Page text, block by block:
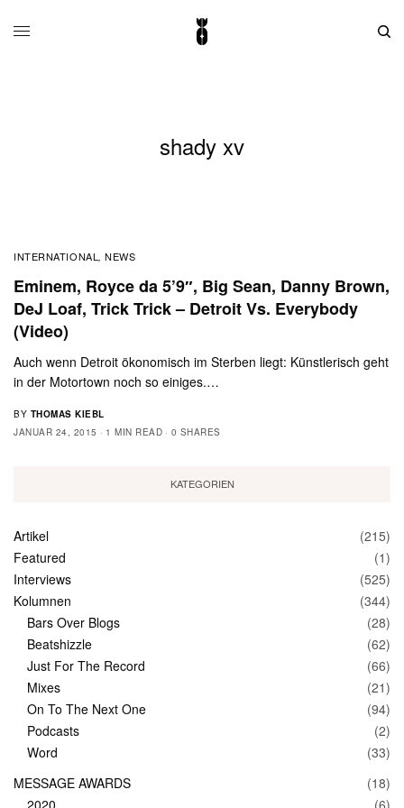
shady xv
INTERNATIONAL ,NEWS
Eminem, Royce da 5’9″, Big Sean, Danny Brown,
DeJ Loaf, Trick Trick – Detroit Vs. Everybody
(Video)
Auch wenn Detroit ökonomisch im Sterben liegt: Künstlerisch geht
in der Motortown noch so einiges.…
BY THOMAS KIEBL
JANUAR 24, 2015
1 MIN READ 0 SHARES
KATEGORIEN
Artikel
(215)
Featured
(1)
Interviews
(525)
Kolumnen
(344)
Bars Over Blogs
(28)
Beatshizzle
(62)
Just For The Record
(66)
Mixes
(21)
On To The Next One
(94)
Podcasts
(2)
Word
(33)
MESSAGE AWARDS
(18)
2020
(6)